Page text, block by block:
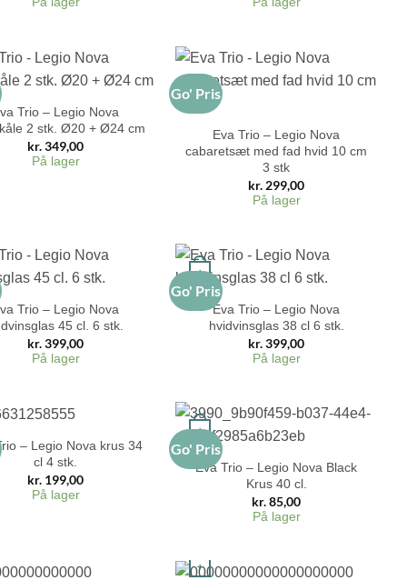
Trio – Legio Nova
2 stk. Ø20 + Ø24 cm
kr.349,00
På lager
Go' Pris
+
Eva Trio – Legio Nova
cabaretsæt med fad hvid 10 cm
3 stk
kr. 299,00
På lager
Trio – Legio Nova
45 cl. 6 stk.
kr.399,00
På lager
Go' Pris
+
Eva Trio – Legio Nova
hvidvinsglas 38 cl 6 stk.
kr.399,00
På lager
– Legio Nova krus 34
cl 4 stk.
kr. 199,00
På lager
Go' Pris
+
Eva Trio – Legio Nova Black
Krus 40 cl.
kr.85,00
På lager
+